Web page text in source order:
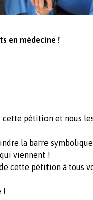
en médecine !
cette pétition et nous
la barre
viennent !
cette pétition à tous
!